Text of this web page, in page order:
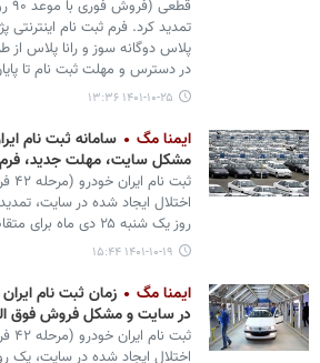
تمدید کرد. فرم ثبت نام
پلاس دوگانه سوز و رانا پلاس از
در دسترس و مهلت ثبت نام تا پایان یک
۱۴۰۱-۱۰-۲۵ ۱۳:۳۶
ایمنا مگ
مشکل سایت، مهلت جدید، فرم
اختلال ایجاد شده در سایت،
روز یک شنبه ۲۵ دی ماه برای متقاضیان فراهم خواهد بود.
۱۴۰۱-۱۰-۱۹ ۱۵:۴۴
ایمنا مگ
زمان ثبت نام
در سایت و مشکل فروش فوق
اختلال ایجاد شده در سایت، یک